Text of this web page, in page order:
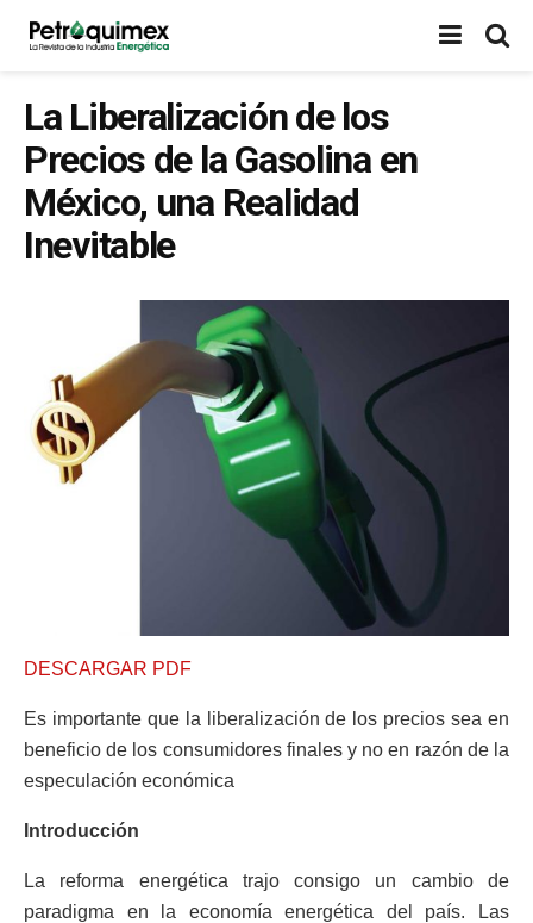
La Liberalización de los
Precios de la Gasolina en
México, una Realidad
Inevitable
DESCARGAR PDF
Es importante que la liberalización de los precios sea en
beneficio de los consumidores finales y no en razón de la
especulación económica
Introducción
La reforma energética trajo consigo un cambio de
paradigma en la economía energética del país. Las